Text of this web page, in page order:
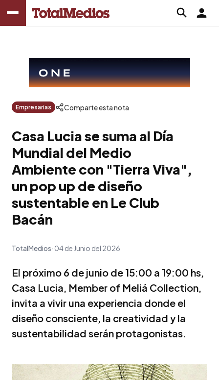
Empresarias Comparte esta nota
Casa Lucia se suma al Día
Mundial del Medio
Ambiente con "Tierra Viva",
un pop up de diseño
sustentable en Le Club
Bacán
TotalMedios 04 de Junio del 2026
El próximo 6 de junio de 15:00 a 19:00 hs,
Casa Lucia, Member of Meliá Collection,
invita a vivir una experiencia donde el
diseño consciente, la creatividad y la
sustentabilidad serán protagonistas.